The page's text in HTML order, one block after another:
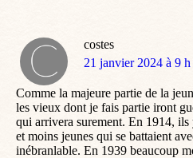
costes
dit
21 janvier 2024 à 9
Comme la majeure partie de la
les vieux dont je fais partie iront
qui arrivera surement. En 1914, ils
et moins jeunes qui se battaient
inébranlable. En 1939 beaucoup